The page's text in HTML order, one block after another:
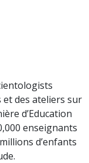
et des ateliers sur
d’Education
enseignants
d’enfants